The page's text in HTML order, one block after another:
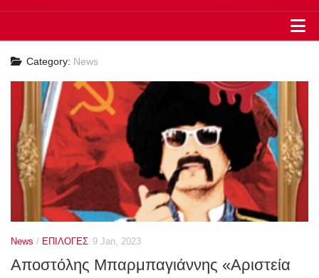
HOME
Σημαντικοί Σταθμοί
AGENDA
Category: News
News / ΕΠΙΛΟΓΕΣ 9 Jan, 2023
Αποστόλης Μπαρμπαγιάννης «Αριστεία